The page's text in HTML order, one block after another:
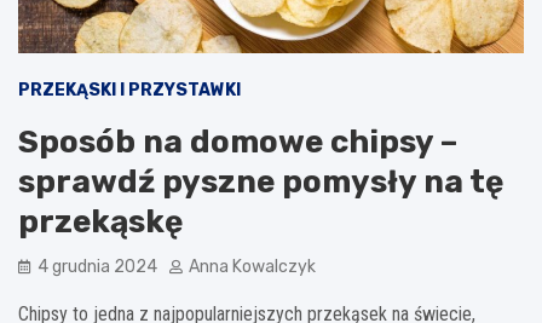
PRZEKĄSKI I PRZYSTAWKI
Sposób na domowe chipsy –
sprawdź pyszne pomysły na tę
przekąskę
4 grudnia 2024 Anna Kowalczyk
Chipsy to jedna z najpopularniejszych przekąsek na świecie,